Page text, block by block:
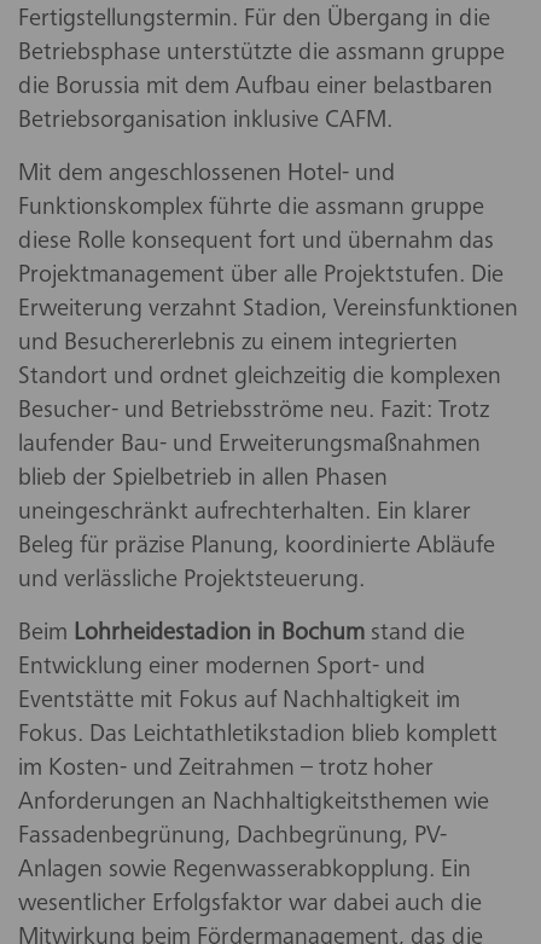
Fertigstellungstermin. Für den Übergang in die
Betriebsphase unterstützte die assmann gruppe
die Borussia mit dem Aufbau einer belastbaren
Betriebsorganisation inklusive CAFM.
Mit dem angeschlossenen Hotel- und
Funktionskomplex führte die assmann gruppe
diese Rolle konsequent fort und übernahm das
Projektmanagement über alle Projektstufen. Die
Erweiterung verzahnt Stadion, Vereinsfunktionen
und Besuchererlebnis zu einem integrierten
Standort und ordnet gleichzeitig die komplexen
Besucher- und Betriebsströme neu. Fazit: Trotz
laufender Bau- und Erweiterungsmaßnahmen
blieb der Spielbetrieb in allen Phasen
uneingeschränkt aufrechterhalten. Ein klarer
Beleg für präzise Planung, koordinierte Abläufe
und verlässliche Projektsteuerung.
Beim Lohrheidestadion in Bochum stand die
Entwicklung einer modernen Sport- und
Eventstätte mit Fokus auf Nachhaltigkeit im
Fokus. Das Leichtathletikstadion blieb komplett
im Kosten- und Zeitrahmen – trotz hoher
Anforderungen an Nachhaltigkeitsthemen wie
Fassadenbegrünung, Dachbegrünung, PV-
Anlagen sowie Regenwasserabkopplung. Ein
wesentlicher Erfolgsfaktor war dabei auch die
Mitwirkung beim Fördermanagement, das die